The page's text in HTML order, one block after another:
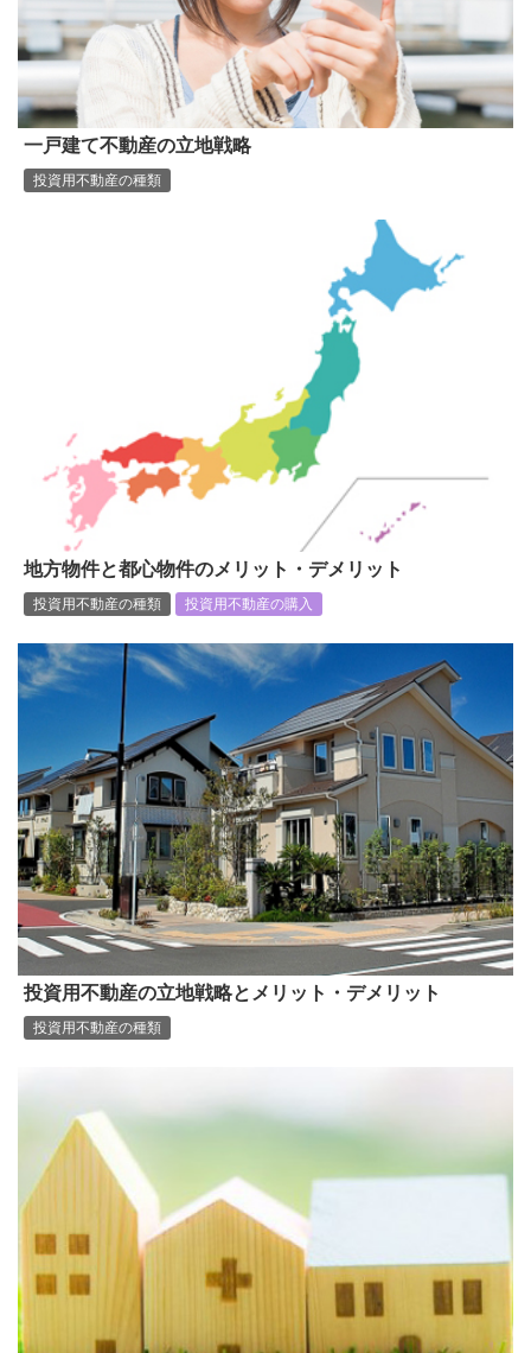
一戸建て不動産の立地戦略
投資用不動産の種類
地方物件と都心物件のメリット・デメリット
投資用不動産の種類 投資用不動産の購入
投資用不動産の立地戦略とメリット・デメリット
投資用不動産の種類